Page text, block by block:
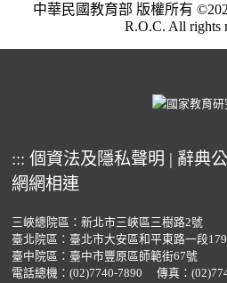
中華民國教育部 版權所有
R.O.C. All rights
::: 個資法及隱私聲明 | 辭典
網網相連
三峽總院區：新北市三峽區三樹路2號
臺北院區：臺北市大安區和平東路一段
臺中院區：臺中市豐原區師範街67號
電話總機： (02)7740-7890 傳真：